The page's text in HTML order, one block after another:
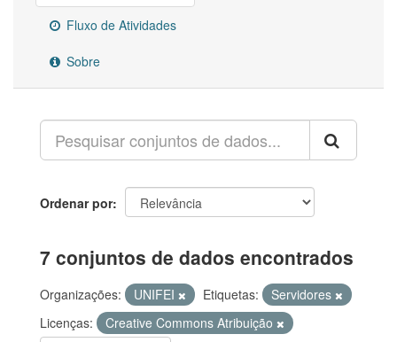
Fluxo de Atividades
Sobre
Ordenar por
7 conjuntos de dados encontrados
Organizações: UNIFEI Etiquetas:
Servidores
Licenças:
Creative Commons Atribuição